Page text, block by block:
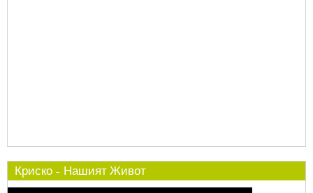
Криско - Нашият Живот